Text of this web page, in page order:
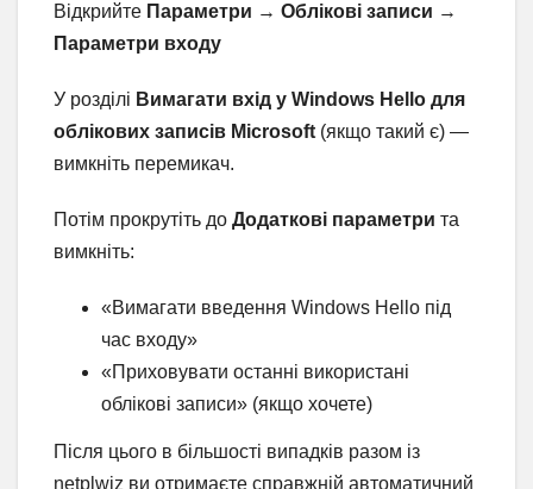
Відкрийте Параметри → Облікові записи →
Параметри входу
У розділі Вимагати вхід у Windows Hello для
облікових записів Microsoft (якщо такий є) —
вимкніть перемикач.
Потім прокрутіть до Додаткові параметри та
вимкніть:
«Вимагати введення Windows Hello під
час входу»
«Приховувати останні використані
облікові записи» (якщо хочете)
Після цього в більшості випадків разом із
netplwiz ви отримаєте справжній автоматичний